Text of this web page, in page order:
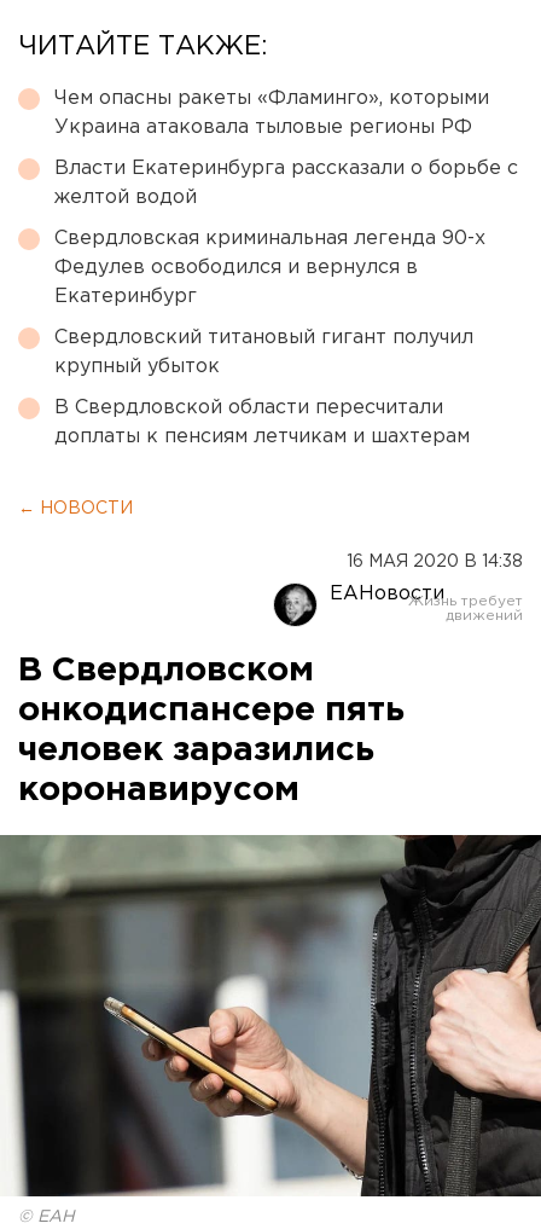
ЧИТАЙТЕ ТАКЖЕ:
Чем опасны ракеты «Фламинго», которыми
Украина атаковала тыловые регионы РФ
Власти Екатеринбурга рассказали о борьбе с
желтой водой
Свердловская криминальная легенда 90-х
Федулев освободился и вернулся в
Екатеринбург
Свердловский титановый гигант получил
крупный убыток
В Свердловской области пересчитали
доплаты к пенсиям летчикам и шахтерам
← НОВОСТИ
16 МАЯ 2020 В 14:38
ЕАНовости
В Свердловском
онкодиспансере пять
человек заразились
коронавирусом
© ЕАН